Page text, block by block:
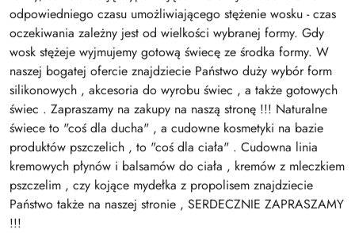
odpowiedniego czasu umożliwiającego stężenie wosku - czas
oczekiwania zależny jest od wielkości wybranej formy. Gdy
wosk stężeje wyjmujemy gotową świecę ze środka formy. W
naszej bogatej ofercie znajdziecie Państwo duży wybór form
silikonowych , akcesoria do wyrobu świec , a także gotowych
świec . Zapraszamy na zakupy na naszą stronę !!! Naturalne
świece to "coś dla ducha" , a cudowne kosmetyki na bazie
produktów pszczelich , to "coś dla ciała" . Cudowna linia
kremowych płynów i balsamów do ciała , kremów z mleczkiem
pszczelim , czy kojące mydełka z propolisem znajdziecie
Państwo także na naszej stronie , SERDECZNIE ZAPRASZAMY
!!!